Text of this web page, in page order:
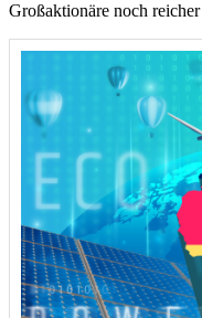
Großaktionäre noch